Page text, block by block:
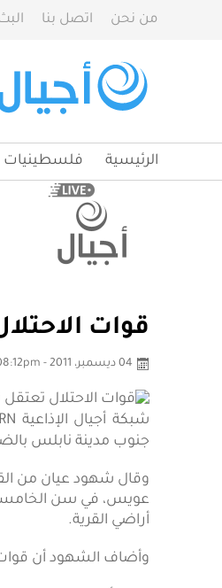
من نحن اتصل بنا
الرئيسية فلسطينيات
قوات
04 ديسمبر، 2011 - 08:12pm
جنوب مدينة نابلس
وقال شهود عيان من
عويس، في سن الخامسة
أراضي القرية.
وأضاف الشهود أن قوات